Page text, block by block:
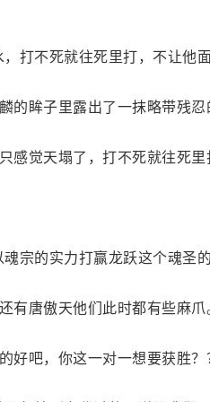
打不死就往死里打，不让他
的眸子里露出了一抹略带残忍
感觉天塌了，打不死就往死里
宗的实力打赢龙跃这个魂圣
有唐傲天他们此时都有些麻爪
好吧，你这一对一想要获胜？